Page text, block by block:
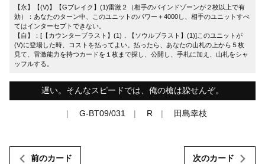
【永】【(V)】【Gブレイク】(1)雷激２（相手のバインドゾーンが２枚以上で有
効）：あなたのターン中、このユニットのパワー＋4000し、相手のユニットすべ
てはインターセプトできない。
【自】：[【カウンターブラスト】(1)，【ソウルブラスト】(1)]このユニットが
(V)に登場した時、コストを払ってよい。払ったら、あなたの山札の上から５枚
見て、雷激能力を持つカードを１枚まで探し、公開し、手札に加え、山札をシャ
ッフルする。
遅い。そんなスピードでは、俺の槍は躱せんぞ。
G-BT09/031 R 田島幸枝
前のカード 次のカード